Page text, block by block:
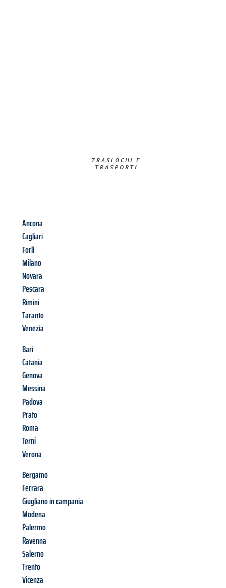
TRASLOCHI E
TRASPORTI​
Ancona
Cagliari
Forlì
Milano
Novara
Pescara
Rimini
Taranto
Venezia
Bari
Catania
Genova
Messina
Padova
Prato
Roma
Terni
Verona
Bergamo
Ferrara
Giugliano in campania
Modena
Palermo
Ravenna
Salerno
Trento
Vicenza